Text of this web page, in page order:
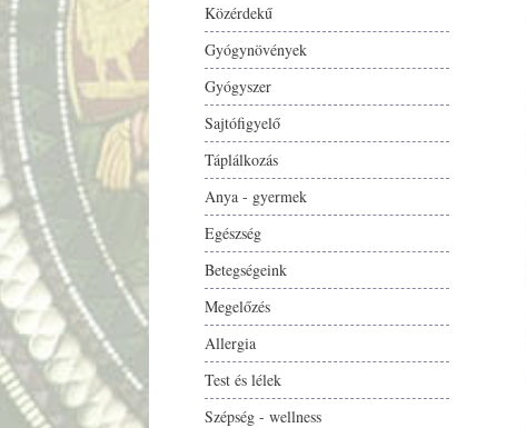
Közérdekű
Gyógynövények
Gyógyszer
Sajtófigyelő
Táplálkozás
Anya - gyermek
Egészség
Betegségeink
Megelőzés
Allergia
Test és lélek
Szépség - wellness